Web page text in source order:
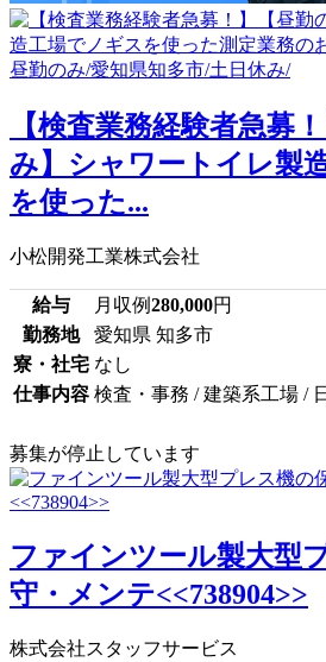
【検査業務経験者急募
み】シャワートイレ製
を使った...
小松開発工業株式会社
給与 月収例280,000円
勤務地
愛知県 知多市
寮・社宅 なし
仕事内容 検査・事務 / 建築系工場 /
募集が停止しています
ファインツール製大型
守・メンテ<<738904>>
株式会社スタッフサービス